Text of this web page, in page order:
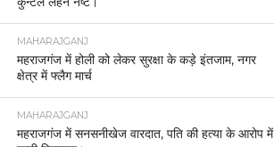
MAHARAJGANJ
महराजगंज में होली को लेकर सुरक्षा के कड़े इंतजाम, नगर
क्षेत्र में फ्लैग मार्च
MAHARAJGANJ
महराजगंज में सनसनीखेज वारदात, पति की हत्या के आरोप में